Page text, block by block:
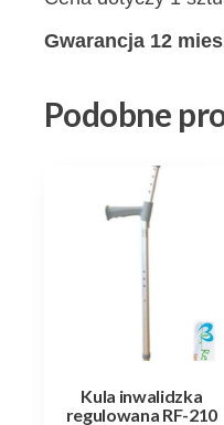
Gwarancja 12
Podobne
Kula inwalidzka
regulowana RF-210